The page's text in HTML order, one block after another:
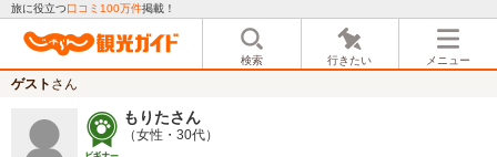
旅に役立つ口コミ100万件掲載！
検索 行きたい メニュー
ゲスト さん
もりたさん
（女性・30代）